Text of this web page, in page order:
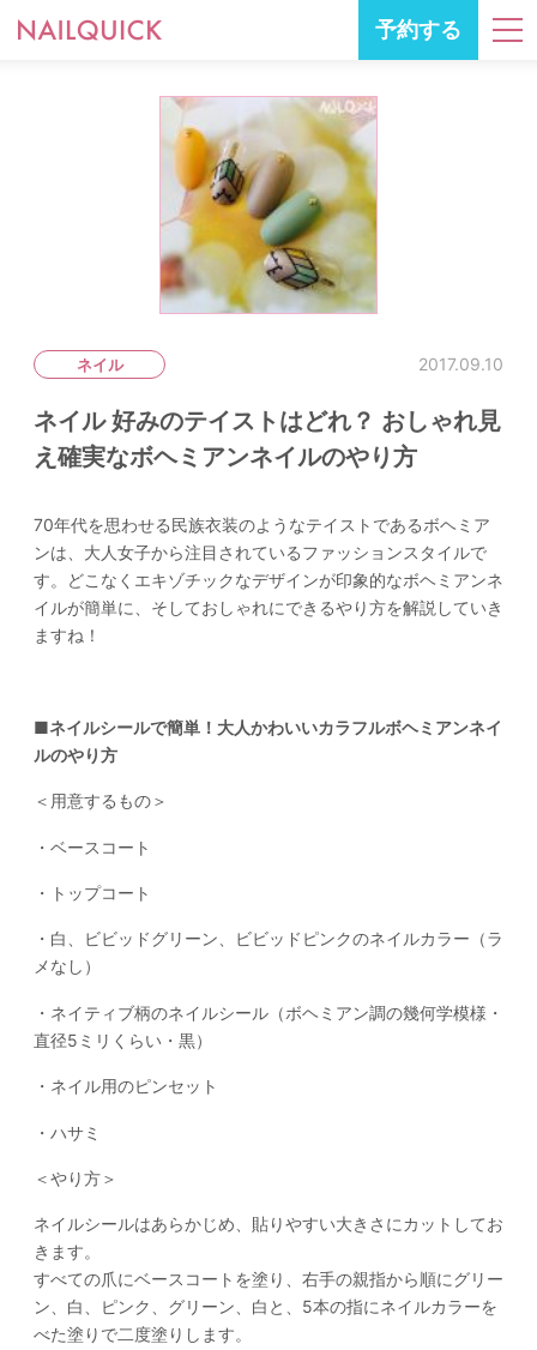
予約する
ネイル 2017.09.10
ネイル 好みのテイストはどれ？ おしゃれ見
え確実なボヘミアンネイルのやり方
70年代を思わせる民族衣装のようなテイストであるボヘミア
ンは、大人女子から注目されているファッションスタイルで
す。どこなくエキゾチックなデザインが印象的なボヘミアンネ
イルが簡単に、そしておしゃれにできるやり方を解説していき
ますね！
■ネイルシールで簡単！大人かわいいカラフルボヘミアンネイ
ルのやり方
＜用意するもの＞
・ベースコート
・トップコート
・白、ビビッドグリーン、ビビッドピンクのネイルカラー（ラ
メなし）
・ネイティブ柄のネイルシール（ボヘミアン調の幾何学模様・
直径5ミリくらい・黒）
・ネイル用のピンセット
・ハサミ
＜やり方＞
ネイルシールはあらかじめ、貼りやすい大きさにカットしてお
きます。
すべての爪にベースコートを塗り、右手の親指から順にグリー
ン、白、ピンク、グリーン、白と、5本の指にネイルカラーを
べた塗りで二度塗りします。